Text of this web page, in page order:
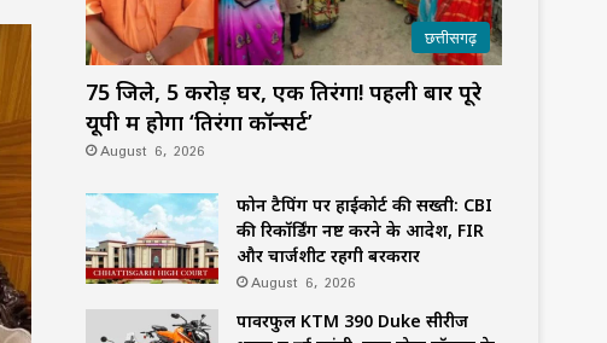
छत्तीसगढ़
75 जिले, 5 करोड़ घर, एक तिरंगा! पहली बार पूरे
यूपी में होगा ‘तिरंगा कॉन्सर्ट’
August 6, 2026
फोन टैपिंग पर हाईकोर्ट की सख्ती: CBI
की रिकॉर्डिंग नष्ट करने के आदेश, FIR
और चार्जशीट रहेंगी बरकरार
August 6, 2026
पावरफुल KTM 390 Duke सीरीज